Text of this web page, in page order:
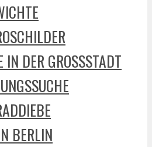
IN DER GROSSSTADT
BERLIN